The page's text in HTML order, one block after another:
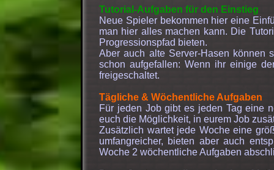
Tutorial-Aufgaben für den Einstieg
Neue Spieler bekommen hier eine
man hier alles machen kann. Die
Progressionspfad bieten.
Aber auch alte Server-Hasen können
schon aufgefallen: Wenn ihr einige
freigeschaltet.
Tägliche & Wöchentliche Aufgaben
Für jeden Job gibt es jeden Tag eine
euch die Möglichkeit, in eurem Job
Zusätzlich wartet jede Woche eine
umfangreicher, bieten aber auch
Woche 2 wöchentliche Aufgaben